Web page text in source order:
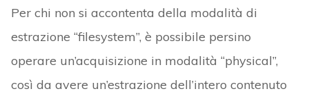
Per chi non si accontenta della modalità di
estrazione “filesystem”, è possibile persino
operare un’acquisizione in modalità “physical”,
così da avere un’estrazione dell’intero contenuto